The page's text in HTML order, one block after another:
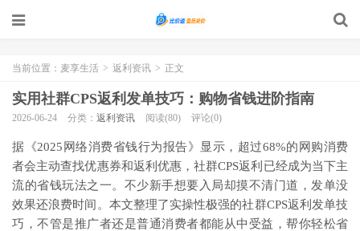
当前位置： 麦享生活 > 返利资讯 > 正文
实用社群CPS返利发单技巧：购物省钱进阶指南
2026-06-24 分类： 返利资讯 阅读(80) 评论(0)
据《2025网络消费省钱行为报告》显示，超过68%的网购消费
者会主动查找优惠券和返利优惠，社群CPS返利已经成为当下主
流的省钱玩法之一。不少新手想要入局却摸不清门道，发单没
效果还浪费时间。本文整理了实操性极强的社群CPS返利发单技
巧，不管是推广者还是普通消费者都能从中受益，帮你轻松省